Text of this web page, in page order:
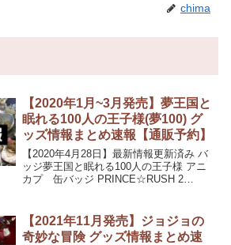
chima
【2020年1月~3月発売】夢王国と
眠れる100人の王子様(夢100) グ
ッズ情報まとめ速報【通販予約】
【2020年4月28日】最新情報更新済み バ
ッジ夢王国と眠れる100人の王子様 アニ
カプ 缶バッジ PRINCE☆RUSH 2
ュア・ぬいぐるみ類カー...
【2021年11月発売】ジョジョの
奇妙な冒険 グッズ情報まとめ速